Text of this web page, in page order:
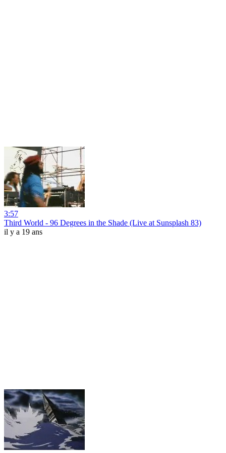
3:57
Third World - 96 Degrees in the Shade (Live at Sunsplash 83)
il y a 19 ans